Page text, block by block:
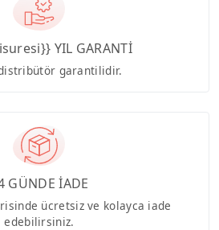
YIL GARANTİ
garantilidir.
GÜNDE İADE
ücretsiz ve kolayca iade
edebilirsiniz.